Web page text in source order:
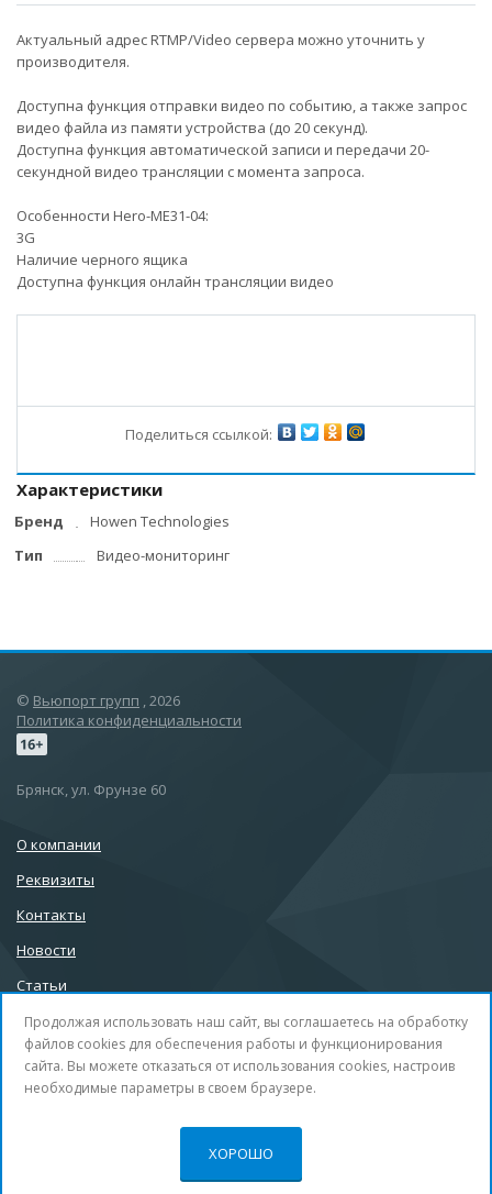
Актуальный адрес RTMP/Video сервера можно уточнить у
производителя.
Доступна функция отправки видео по событию, а также запрос
видео файла из памяти устройства (до 20 секунд).
Доступна функция автоматической записи и передачи 20-
секундной видео трансляции с момента запроса.
Особенности Hero-ME31-04:
3G
Наличие черного ящика
Доступна функция онлайн трансляции видео
Поделиться ссылкой:
Характеристики
Бренд
Howen Technologies
Тип
Видео-мониторинг
© Вьюпорт групп , 2026
Политика конфиденциальности
Брянск, ул. Фрунзе 60
О компании
Реквизиты
Контакты
Новости
Статьи
info@32b.su
Продолжая использовать наш сайт, вы соглашаетесь на обработку
файлов cookies для обеспечения работы и функционирования
сайта. Вы можете отказаться от использования cookies, настроив
необходимые параметры в своем браузере.
ХОРОШО